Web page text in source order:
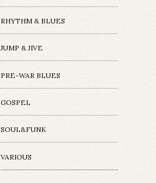
RHYTHM & BLUES
JUMP & JIVE
PRE-WAR BLUES
GOSPEL
SOUL&FUNK
VARIOUS